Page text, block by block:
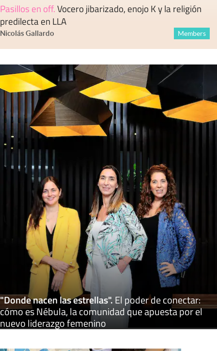
Pasillos en off.Vocero jibarizado, enojo K y la religión
predilecta en LLA
Nicolás Gallardo Members
"Donde nacen las estrellas".El poder de conectar:
cómo es Nébula, la comunidad que apuesta por el
nuevo liderazgo femenino